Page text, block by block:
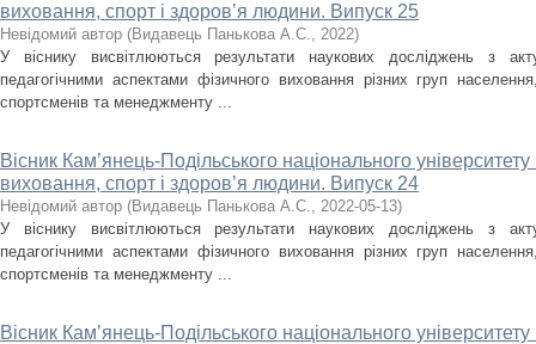
виховання, спорт і здоров’я людини. Випуск 25
Невідомий автор (Видавець Панькова А.С., 2022)
У віснику висвітлюються результати наукових досліджень з
педагогічними аспектами фізичного виховання різних груп населення,
спортсменів та менеджменту ...
Вісник Кам’янець-Подільського національного університету
виховання, спорт і здоров’я людини. Випуск 24
Невідомий автор (Видавець Панькова А.С., 2022-05-13)
У віснику висвітлюються результати наукових досліджень з
педагогічними аспектами фізичного виховання різних груп населення,
спортсменів та менеджменту ...
Вісник Кам’янець-Подільського національного університету